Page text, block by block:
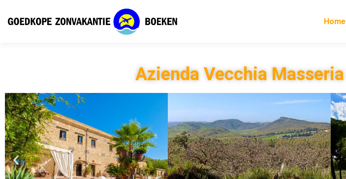
Home
Azienda Vecchia Masseria